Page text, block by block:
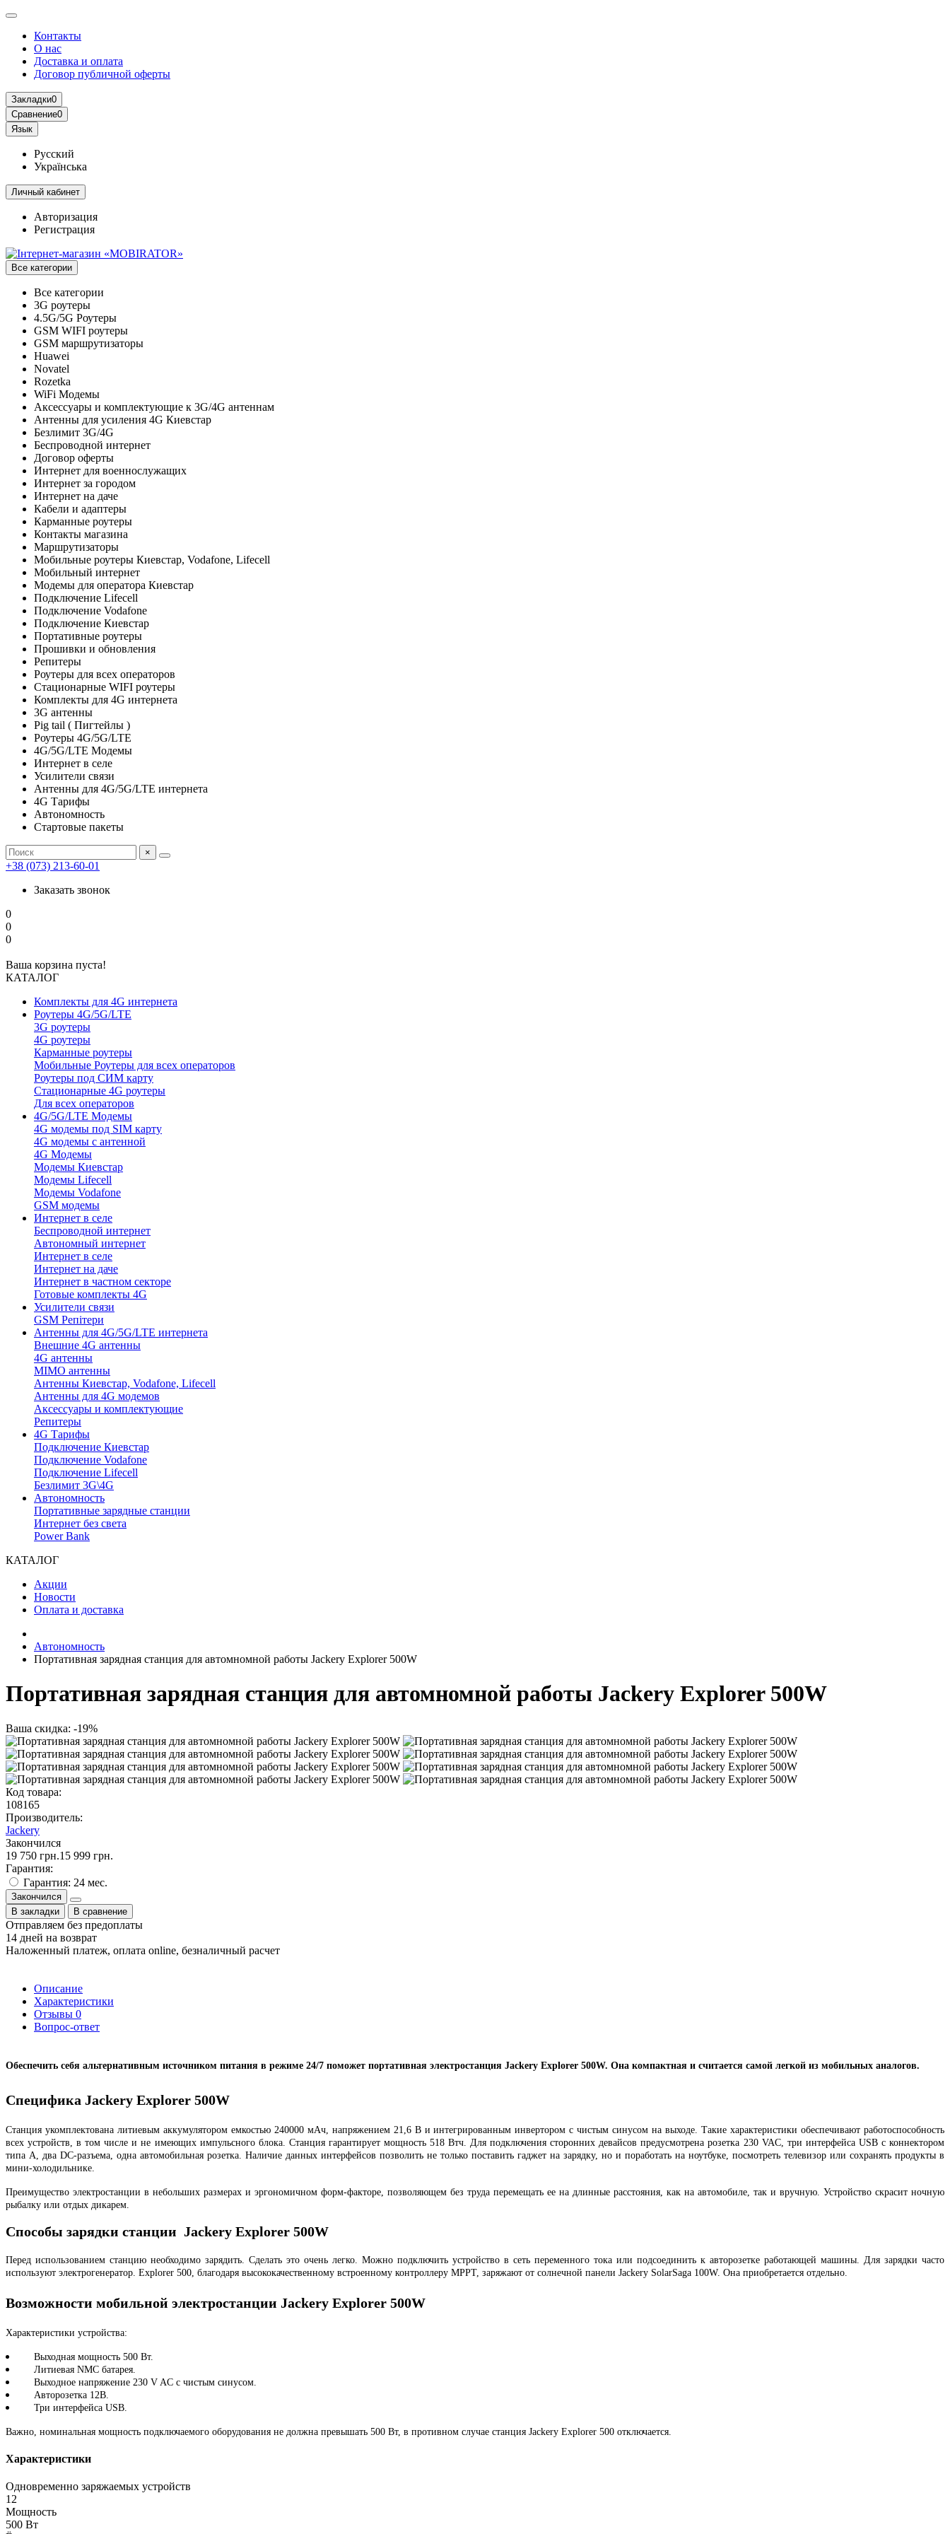
Контакты
О нас
Доставка и оплата
Договор публичной оферты
Закладки0
Сравнение0
Язык
Русский
Українська
Личный кабинет
Авторизация
Регистрация
Все категории
Все категории
3G роутеры
4.5G/5G Роутеры
GSM WIFI роутеры
GSM маршрутизаторы
Huawei
Novatel
Rozetka
WiFi Модемы
Аксессуары и комплектующие к 3G/4G антеннам
Антенны для усиления 4G Киевстар
Безлимит 3G/4G
Беспроводной интернет
Договор оферты
Интернет для военнослужащих
Интернет за городом
Интернет на даче
Кабели и адаптеры
Карманные роутеры
Контакты магазина
Маршрутизаторы
Мобильные роутеры Киевстар, Vodafone, Lifecell
Мобильный интернет
Модемы для оператора Киевстар
Подключение Lifecell
Подключение Vodafone
Подключение Киевстар
Портативные роутеры
Прошивки и обновления
Репитеры
Роутеры для всех операторов
Стационарные WIFI роутеры
Комплекты для 4G интернета
3G антенны
Pig tail ( Пигтейлы )
Роутеры 4G/5G/LTE
4G/5G/LTE Модемы
Интернет в селе
Усилители связи
Антенны для 4G/5G/LTE интернета
4G Тарифы
Автономность
Стартовые пакеты
×
+38 (073) 213-60-01
Заказать звонок
0
0
0
Ваша корзина пуста!
КАТАЛОГ
Комплекты для 4G интернета
Роутеры 4G/5G/LTE
3G роутеры
4G роутеры
Карманные роутеры
Мобильные Роутеры для всех операторов
Роутеры под СИМ карту
Стационарные 4G роутеры
Для всех операторов
4G/5G/LTE Модемы
4G модемы под SIM карту
4G модемы с антенной
4G Модемы
Модемы Киевстар
Модемы Lifecell
Модемы Vodafone
GSM модемы
Интернет в селе
Беспроводной интернет
Автономный интернет
Интернет в селе
Интернет на даче
Интернет в частном секторе
Готовые комплекты 4G
Усилители связи
GSM Репітери
Антенны для 4G/5G/LTE интернета
Внешние 4G антенны
4G антенны
MIMO антенны
Антенны Киевстар, Vodafone, Lifecell
Антенны для 4G модемов
Аксессуары и комплектующие
Репитеры
4G Тарифы
Подключение Киевстар
Подключение Vodafone
Подключение Lifecell
Безлимит 3G\4G
Автономность
Портативные зарядные станции
Интернет без света
Power Bank
КАТАЛОГ
Акции
Новости
Оплата и доставка
Автономность
Портативная зарядная станция для автомномной работы Jackery Explorer 500W
Портативная зарядная станция для автомномной работы Jackery Explorer 500W
Ваша скидка: -19%
Код товара:
108165
Производитель:
Jackery
Закончился
19 750 грн.15 999 грн.
Гарантия:
Гарантия: 24 мес.
Закончился
В закладки
В сравнение
Отправляем без предоплаты
14 дней на возврат
Наложенный платеж, оплата online, безналичный расчет
Описание
Характеристики
Отзывы 0
Вопрос-ответ
Обеспечить себя альтернативным источником питания в режиме 24/7 поможет портативная электростанция Jackery Explorer 500W. Она компактная и считается самой легкой из мобильных аналогов.
Специфика Jackery Explorer 500W
Станция укомплектована литиевым аккумулятором емкостью 240000 мАч, напряжением 21,6 В и интегрированным инвертором с чистым синусом на выходе. Такие характеристики обеспечивают работоспособность
всех устройств, в том числе и не имеющих импульсного блока. Станция гарантирует мощность 518 Втч. Для подключения сторонних девайсов предусмотрена розетка 230 VAC, три интерфейса USBс коннектором
типа A , два DC-разъема, одна автомобильная розетка. Наличие данных интерфейсов позволить не только поставить гаджет на зарядку, но и поработать на ноутбуке, посмотреть телевизор или сохранять продукты в
мини-холодильнике.
Преимущество электростанции в небольших размерах и эргономичном форм-факторе, позволяющем без труда перемещать ее на длинные расстояния, как на автомобиле, так и вручную. Устройство скрасит ночную
рыбалку или отдых дикарем.
Способы зарядки станции Jackery Explorer 500W
Перед использованием станцию необходимо зарядить. Сделать это очень легко. Можно подключить устройство в сеть переменного тока или подсоединить к авторозетке работающей машины. Для зарядки часто
используют электрогенератор. Explorer 500, благодаря высококачественному встроенному контроллеру MPPT, заряжают от солнечной панели Jackery SolarSaga 100W. Она приобретается отдельно.
Возможности мобильной электростанции Jackery Explorer 500W
Характеристики устройства:
Выходная мощность 500 Вт.
Литиевая NMC батарея.
Выходное напряжение 230 V AC с чистым синусом.
Авторозетка 12В.
Три интерфейса USB.
Важно, номинальная мощность подключаемого оборудования не должна превышать 500 Вт, в противном случае станция Jackery Explorer 500 отключается.
Характеристики
Одновременно заряжаемых устройств
12
Мощность
500 Вт